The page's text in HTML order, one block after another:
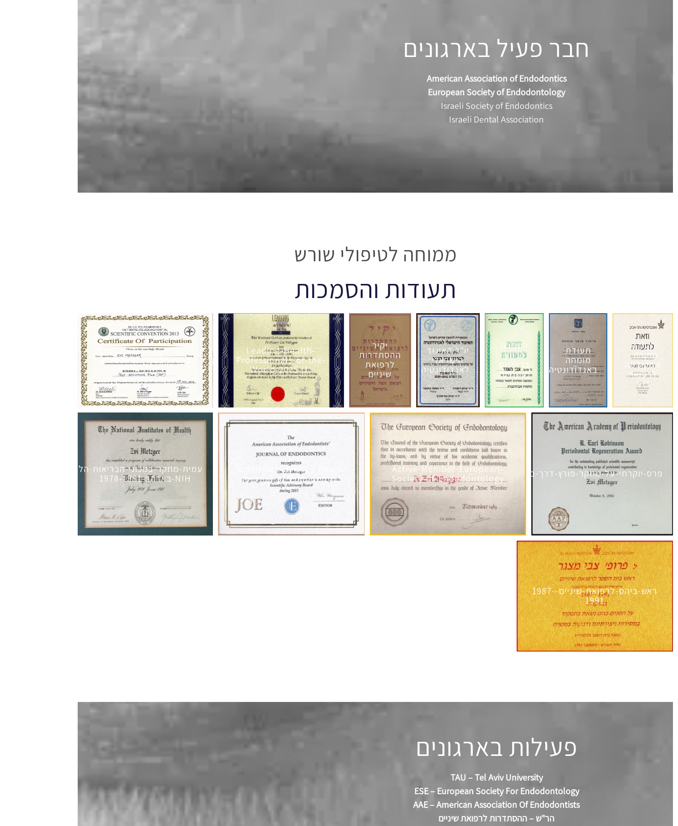
חבר פעיל בארגונים
American Association of Endodontics
European Society of Endodontology
Israeli Society of Endodontics
Israeli Dental Association
ממוחה לטיפולי שורש
תעודות והסמכות
תעודת
הוקרה -
הפקולטה
לרפואה
תעודת
מומחה
באנדודונטיה
הסמכה
כבוחן
בבחינות
מומחיות
יו"ר האיגוד
הישראלי
לאנדודונטיה
יקיר
ההסתדרות
לרפואת
שיניים
Leading-Health-
Professionals-of-the-
World-2015 (1)
47-1-e1662892311255
פרס-יוקרתי-על-מחקר-פורץ-דרך-בתחום-בניית-עצם-1996Active-Member-European-
Society-of-Endodontology
Scientific-Advisory-Board-
Journal-of-Endodontics
עמית-מחקר-במכוני-הבריאות-הלאומיים-
NIH-בארהב-1978-1981
ראש-ביהס-לרפואת-שיניים-1987-
1991
פעילות בארגונים
TAU – Tel Aviv University
ESE – European Society For Endodontology
AAE – American Association Of Endodontists
הר"ש – ההסתדרות לרפואת שיניים